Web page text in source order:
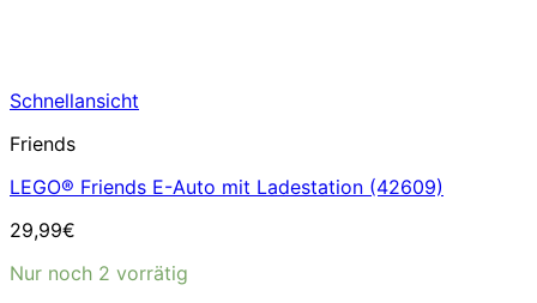
Schnellansicht
Friends
LEGO® Friends E-Auto mit Ladestation (42609)
29,99€
Nur noch 2 vorrätig